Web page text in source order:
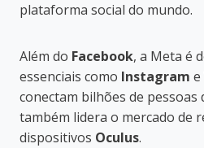
plataforma social do mundo.
Além do Facebook, a Meta é
essenciais como Instagram e
conectam bilhões de pessoas
também lidera o mercado de
dispositivos Oculus.